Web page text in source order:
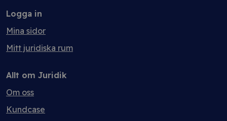
Logga in
Mina sidor
Mitt juridiska rum
Allt om Juridik
Om oss
Kundcase